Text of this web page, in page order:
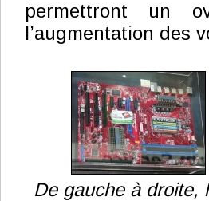
permettront un
l’augmentation des
De gauche à droite,